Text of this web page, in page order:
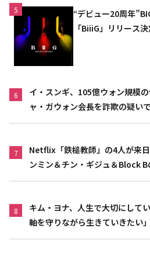
5
“デビュー20周年
「BiiiG」リリース
6
イ・スンギ、105億ウォン規模
ャ・ガウォン会長を詐欺の疑い
7
Netflix「鉄槌教師」の4人が来
ンミン＆チン・ギジュ＆Block
8
キム・ヨナ、人生で大切にして
軸を守りながら生きていきたい」